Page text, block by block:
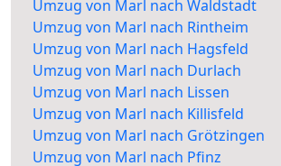
Umzug von Marl nach Waldstadt
Umzug von Marl nach Rintheim
Umzug von Marl nach Hagsfeld
Umzug von Marl nach Durlach
Umzug von Marl nach Lissen
Umzug von Marl nach Killisfeld
Umzug von Marl nach Grötzingen
Umzug von Marl nach Pfinz